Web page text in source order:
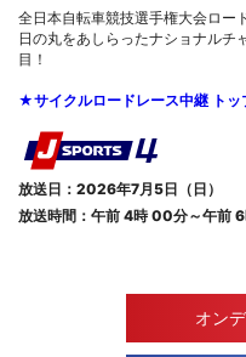
全日本自転車競技選手権大会ロー
日の丸をあしらったナショナルチ
目！
★サイクルロードレース中継 ト
放送日：2026年7月5日（日）
放送時間：午前 4時 00分～午前
オン